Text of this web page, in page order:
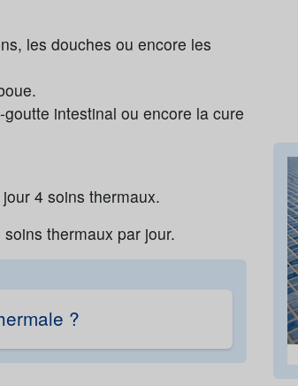
les douches ou encore les
intestinal ou encore la cure
4 soins thermaux.
thermaux par jour.
?